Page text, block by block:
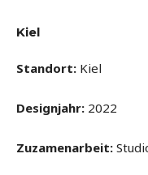
Kiel
Standort: Kiel
Designjahr: 2022
Zuzamenarbeit: